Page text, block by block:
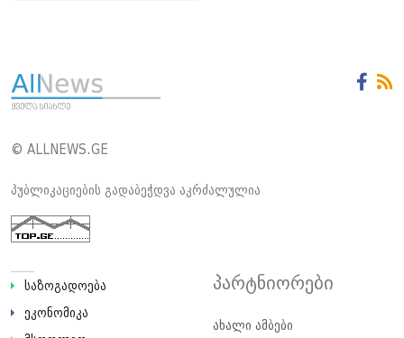
© ALLNEWS.GE
პუბლიკაციების გადაბეჭდვა აკრძალულია
საზოგადოება
ეკონომიკა
პარტნიორები
ახალი ამბები